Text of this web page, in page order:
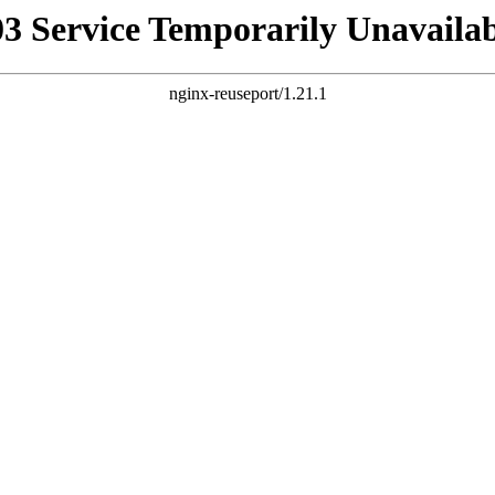
Service Temporarily
nginx-reuseport/1.21.1